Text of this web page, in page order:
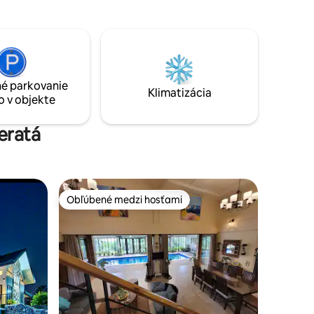
hry a ďalšie zábavné aktivity vhodné pre
rodiny. Vychutnajte si neďaleké
reštaurácie alebo preskúmajte malebné
jazero Taal. Vitajte vo svojom domove,
parkovanie
v objekte
Klimatizácia
Obľúbené medzi hosťami
Obľúbené medzi hosťami